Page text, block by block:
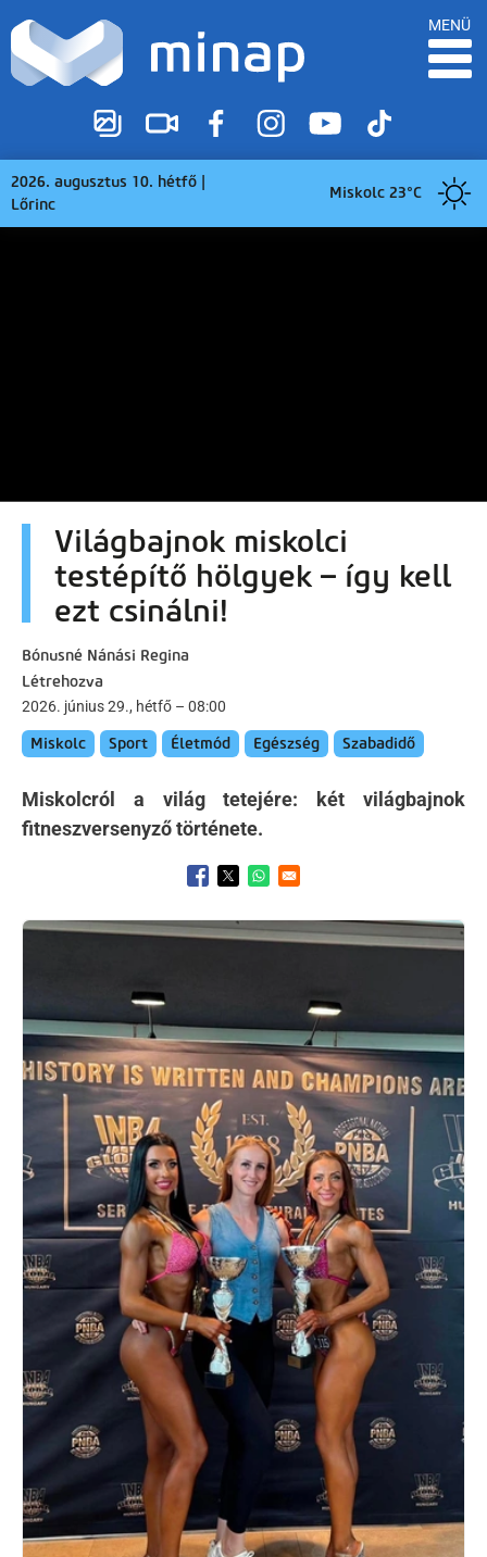
MENÜ
2026. augusztus 10. hétfő |
Lőrinc
Miskolc 23°C
Világbajnok miskolci
testépítő hölgyek – így kell
ezt csinálni!
Bónusné Nánási Regina
Létrehozva
2026. június 29., hétfő – 08:00
Miskolc Sport Életmód Egészség Szabadidő
Miskolcról a világ tetejére: két világbajnok
fitneszversenyző története.
Opens in a new window
Opens in a new window
Opens in a new window
Kép